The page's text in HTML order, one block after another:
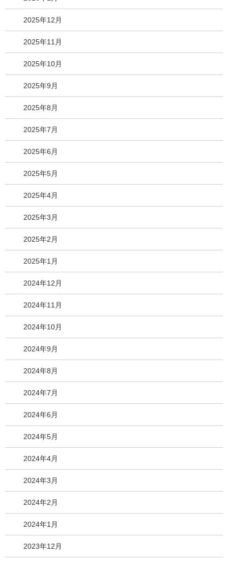
2025年12月
2025年11月
2025年10月
2025年9月
2025年8月
2025年7月
2025年6月
2025年5月
2025年4月
2025年3月
2025年2月
2025年1月
2024年12月
2024年11月
2024年10月
2024年9月
2024年8月
2024年7月
2024年6月
2024年5月
2024年4月
2024年3月
2024年2月
2024年1月
2023年12月